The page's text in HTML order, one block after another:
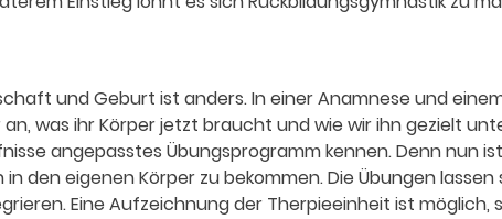
und Geburt ist anders. In einer Anamnese und
was ihr Körper jetzt braucht und wie wir ihn gezielt
angepasstes Übungsprogramm kennen. Denn nun
den eigenen Körper zu bekommen. Die Übungen lassen
Eine Aufzeichnung der Therpieeinheit ist möglich,